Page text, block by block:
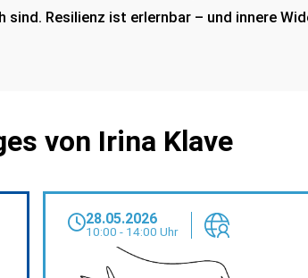
sind. Resilienz ist erlernbar – und innere
von Irina Klave
28.05.2026
10:00 - 14:00 Uhr